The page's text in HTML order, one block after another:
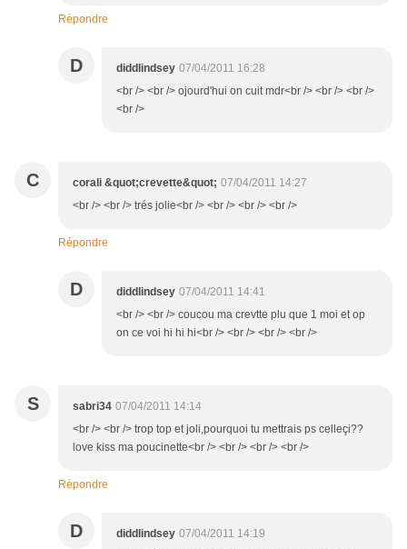
Répondre
D diddlindsey 07/04/2011 16:28
<br /> <br /> ojourd'hui on cuit mdr<br /> <br /> <br />
<br />
C corali &quot;crevette&quot; 07/04/2011 14:27
<br /> <br /> trés jolie<br /> <br /> <br /> <br />
Répondre
D diddlindsey 07/04/2011 14:41
<br /> <br /> coucou ma crevtte plu que 1 moi et op
on ce voi hi hi hi<br /> <br /> <br /> <br />
S sabri34 07/04/2011 14:14
<br /> <br /> trop top et joli,pourquoi tu mettrais ps celleçi??
love kiss ma poucinette<br /> <br /> <br /> <br />
Répondre
D diddlindsey 07/04/2011 14:19